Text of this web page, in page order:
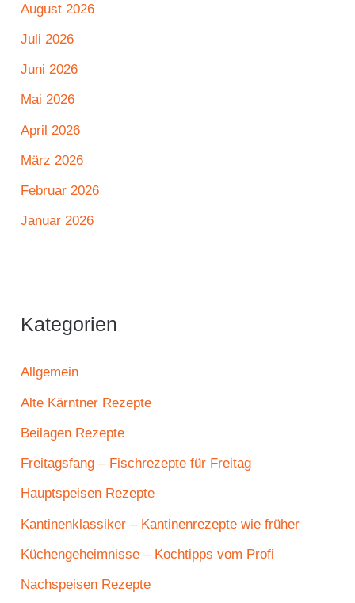
August 2026
Juli 2026
Juni 2026
Mai 2026
April 2026
März 2026
Februar 2026
Januar 2026
Kategorien
Allgemein
Alte Kärntner Rezepte
Beilagen Rezepte
Freitagsfang – Fischrezepte für Freitag
Hauptspeisen Rezepte
Kantinenklassiker – Kantinenrezepte wie früher
Küchengeheimnisse – Kochtipps vom Profi
Nachspeisen Rezepte